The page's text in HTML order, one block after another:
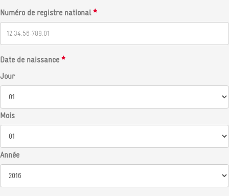
Numéro de registre national
Date de naissance
Jour
Mois
Année